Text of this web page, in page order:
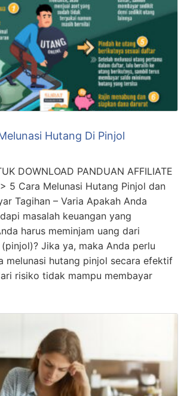
Hutang Di Pinjol
DOWNLOAD PANDUAN AFFILIATE
5 Cara Melunasi Hutang Pinjol dan
Tagihan – Varia Apakah Anda
masalah keuangan yang
harus meminjam uang dari
Jika ya, maka Anda perlu
melunasi hutang pinjol secara efektif
risiko tidak mampu membayar